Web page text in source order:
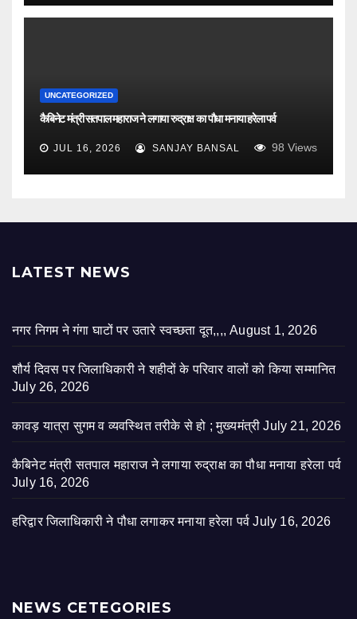
UNCATEGORIZED
कैबिनेट मंत्री सतपाल महाराज ने लगाया रुद्राक्ष का पौधा मनाया हरेला पर्व
JUL 16, 2026 SANJAY BANSAL 98 Views
LATEST NEWS
नगर निगम ने गंगा घाटों पर उतारे स्वच्छता दूत,,,, August 1, 2026
शौर्य दिवस पर जिलाधिकारी ने शहीदों के परिवार वालों को किया सम्मानित
July 26, 2026
कावड़ यात्रा सुगम व व्यवस्थित तरीके से हो ; मुख्यमंत्री July 21, 2026
कैबिनेट मंत्री सतपाल महाराज ने लगाया रुद्राक्ष का पौधा मनाया हरेला पर्व
July 16, 2026
हरिद्वार जिलाधिकारी ने पौधा लगाकर मनाया हरेला पर्व July 16, 2026
NEWS CETEGORIES